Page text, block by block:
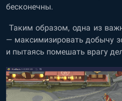
бесконечны.
Таким образом, одна из
— максимизировать добычу
и пытаясь помешать врагу